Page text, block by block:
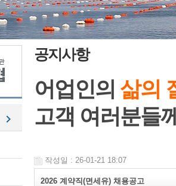
공지사항
어업인의 삶의
고객 여러분들
작성일 : 26-01-21 18:07
2026 계약직(면세유) 채용공고